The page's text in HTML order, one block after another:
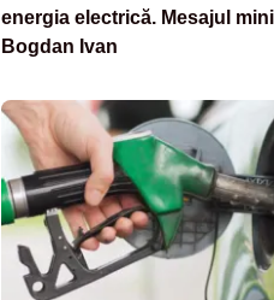
energia electrică. Mesajul
Bogdan Ivan